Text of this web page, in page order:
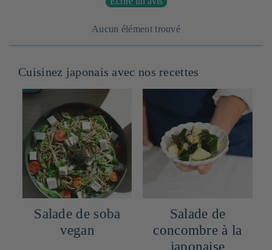
Aucun élément trouvé
Cuisinez japonais avec nos recettes
Salade de soba
vegan
Salade de
concombre à la
japonaise